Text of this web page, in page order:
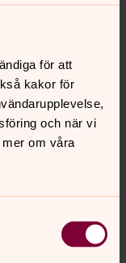
för att
kakor för
och när vi
om våra
och
är även far till